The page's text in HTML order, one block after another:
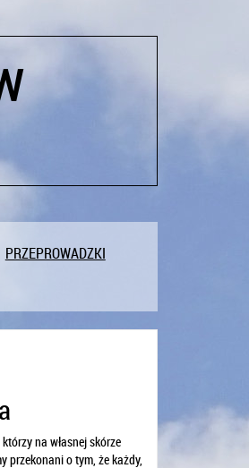
PRZEPROWADZKI
na własnej skórze
przekonani o tym, że każdy,